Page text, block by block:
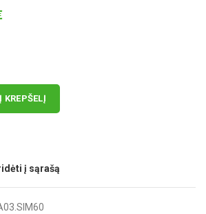
Price
Į KREPŠELĮ
į sąrašą